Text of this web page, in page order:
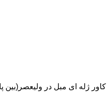
آن هم جنس و نوع کاور است.شما می توانید برای مطلع شدن از قیمت